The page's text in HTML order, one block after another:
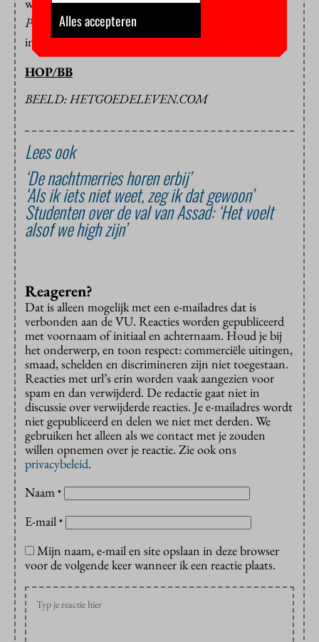
worden aanvragen voor hetMENA Scholarship
Programmevan Syriërs en ingezetenen van Syrië niet
in behandeling genomen.”
HOP/BB
BEELD: HETGOEDELEVEN.COM
Lees ook
‘De nachtmerries horen erbij’
‘Als ik iets niet weet, zeg ik dat gewoon’
Studenten over de val van Assad: ‘Het voelt
alsof we high zijn’
Reageren?
Dat is alleen mogelijk met een e-mailadres dat is
verbonden aan de VU. Reacties worden gepubliceerd
met voornaam of initiaal en achternaam. Houd je bij
het onderwerp, en toon respect: commerciële uitingen,
smaad, schelden en discrimineren zijn niet toegestaan.
Reacties met url’s erin worden vaak aangezien voor
spam en dan verwijderd. De redactie gaat niet in
discussie over verwijderde reacties. Je e-mailadres wordt
niet gepubliceerd en delen we niet met derden. We
gebruiken het alleen als we contact met je zouden
willen opnemen over je reactie. Zie ook ons
privacybeleid.
Naam *
E-mail *
Mijn naam, e-mail en site opslaan in deze browser
voor de volgende keer wanneer ik een reactie plaats.
Alles accepteren